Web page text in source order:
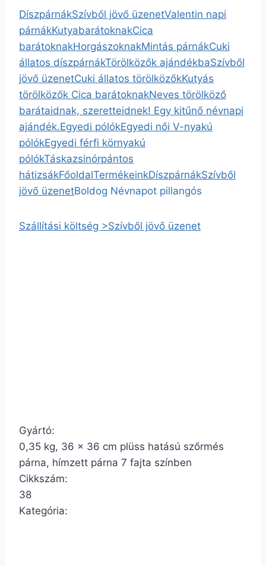
DíszpárnákSzívből jövő üzenetValentin napi
párnákKutyabarátoknakCica
barátoknakHorgászoknakMintás párnákCuki
állatos díszpárnákTörölközők ajándékbaSzívből
jövő üzenetCuki állatos törölközőkKutyás
törölközők Cica barátoknakNeves törölköző
barátaidnak, szeretteidnek! Egy kitűnő névnapi
ajándék.Egyedi pólókEgyedi női V-nyakú
pólókEgyedi férfi környakú
pólókTáskazsinórpántos
hátizsákFőoldalTermékeinkDíszpárnákSzívből
jövő üzenetBoldog Névnapot pillangós
Szállítási költség >Szívből jövő üzenet
Gyártó:
0,35 kg, 36 x 36 cm plüss hatású szőrmés
párna, hímzett párna 7 fajta színben
Cikkszám:
38
Kategória: